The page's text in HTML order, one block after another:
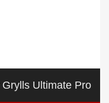
Ultimate Pro